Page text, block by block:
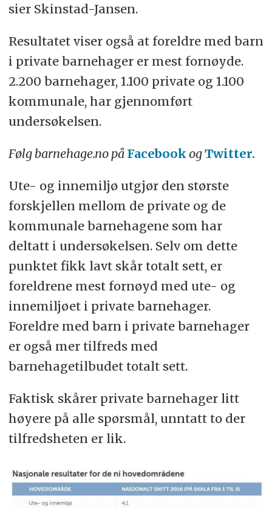
sier Skinstad-Jansen.
Resultatet viser også at foreldre med barn
i private barnehager er mest fornøyde.
2.200 barnehager, 1.100 private og 1.100
kommunale, har gjennomført
undersøkelsen.
Følg barnehage.no påFacebook ogTwitter.
Ute- og innemiljø utgjør den største
forskjellen mellom de private og de
kommunale barnehagene som har
deltatt i undersøkelsen. Selv om dette
punktet fikk lavt skår totalt sett, er
foreldrene mest fornøyd med ute- og
innemiljøet i private barnehager.
Foreldre med barn i private barnehager
er også mer tilfreds med
barnehagetilbudet totalt sett.
Faktisk skårer private barnehager litt
høyere på alle spørsmål, unntatt to der
tilfredsheten er lik.